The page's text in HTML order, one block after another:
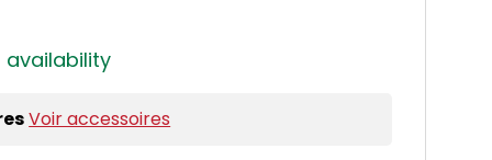
Voir accessoires